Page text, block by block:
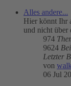
Alles andere...
Hier könnt Ihr
und nicht über
974
9624
Letzter
von
06 Jul